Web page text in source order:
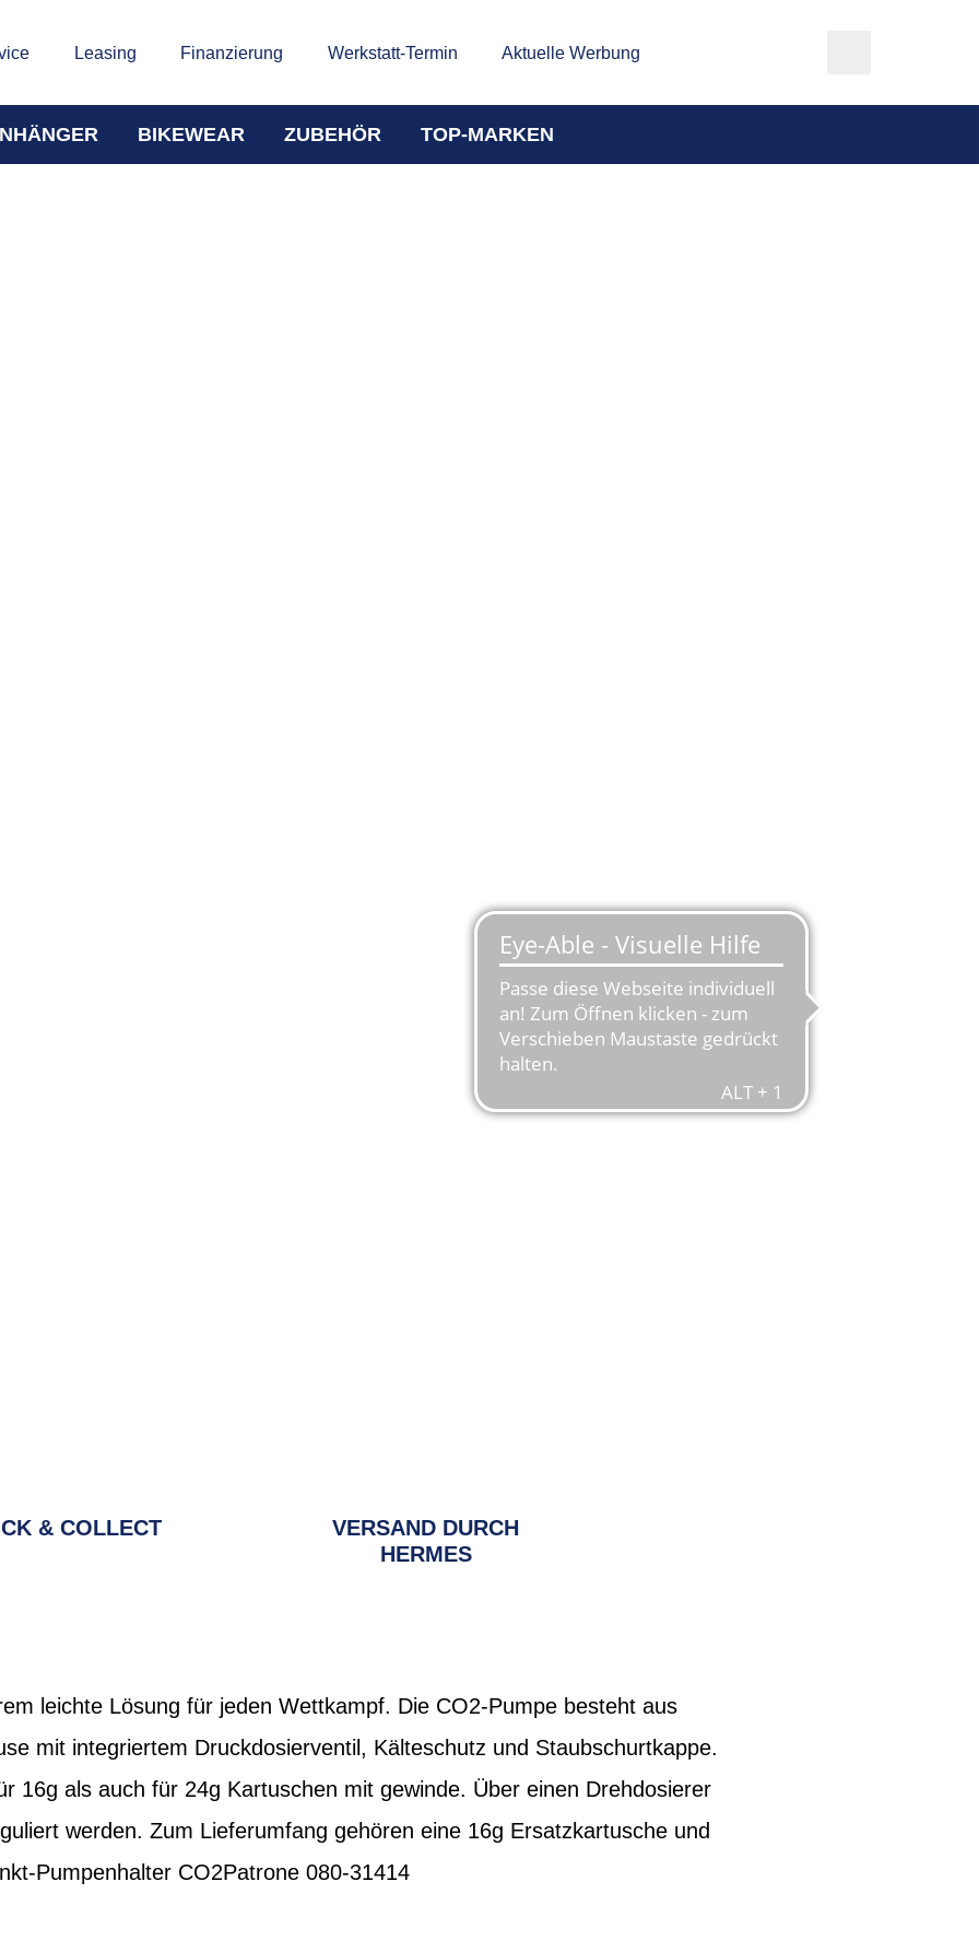
Leasing Finanzierung Werkstatt-Termin Aktuelle Werbung
BIKEWEAR ZUBEHÖR TOP-MARKEN
& COLLECT
VERSAND DURCH
HERMES
leichte Lösung für jeden Wettkampf. Die CO2-Pumpe besteht aus
mit integriertem Druckdosierventil, Kälteschutz und Staubschurtkappe.
16g als auch für 24g Kartuschen mit gewinde. Über einen Drehdosierer
werden. Zum Lieferumfang gehören eine 16g Ersatzkartusche und
Pumpenhalter CO2Patrone 080-31414